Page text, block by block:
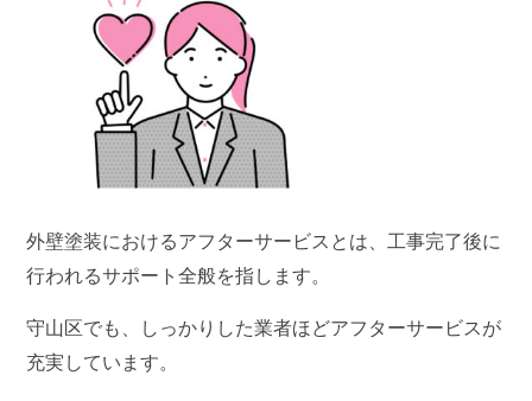
外壁塗装におけるアフターサービスとは、 工事完了後に
行われるサポート全般を指します。
守山区でも、しっかりした業者ほどアフターサービスが
充実しています。